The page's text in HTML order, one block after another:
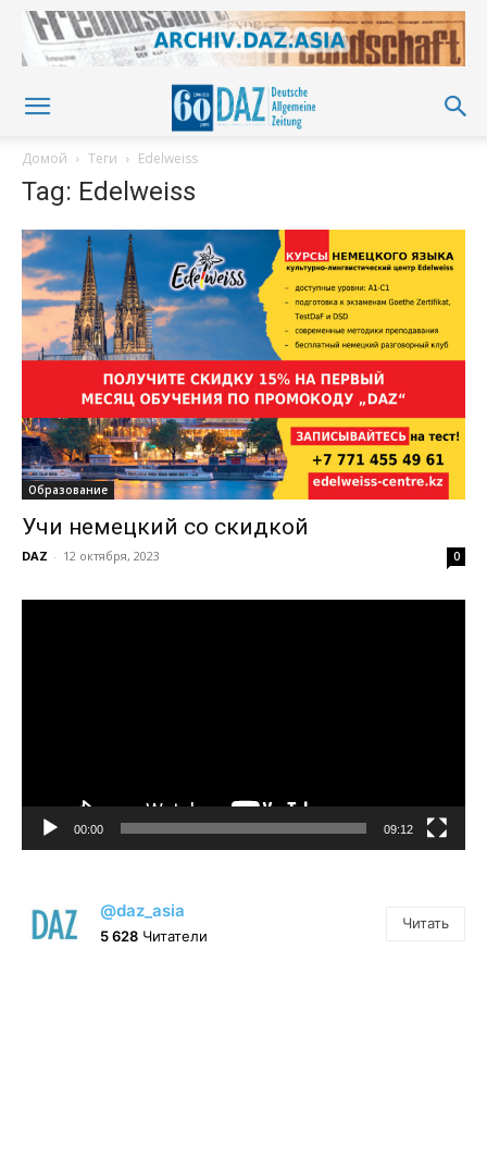
Домой Теги Edelweiss
Tag: Edelweiss
Образование
Учи немецкий со скидкой
DAZ - 12 октября, 2023 0
00:00 09:12
@daz_asia
5 628 Читатели
Читать